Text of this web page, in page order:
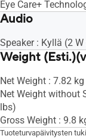
Eye Care+
Audio
Speaker : Kyllä (2 W
Weight
Net Weight : 7.82
Net Weight without
lbs)
Gross Weight : 9.8
Tuoteturvapäivitysten